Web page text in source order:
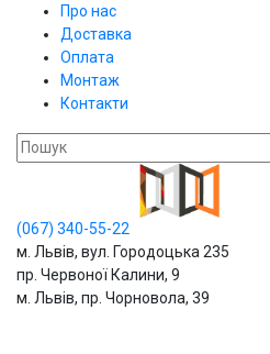
Про нас
Доставка
Оплата
Монтаж
Контакти
(067) 340-55-22
м. Львів, вул. Городоцька 235
пр. Червоної Калини, 9
м. Львів, пр. Чорновола, 39